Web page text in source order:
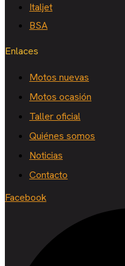
Italjet
BSA
Enlaces
Motos nuevas
Motos ocasión
Taller oficial
Quiénes somos
Noticias
Contacto
Facebook